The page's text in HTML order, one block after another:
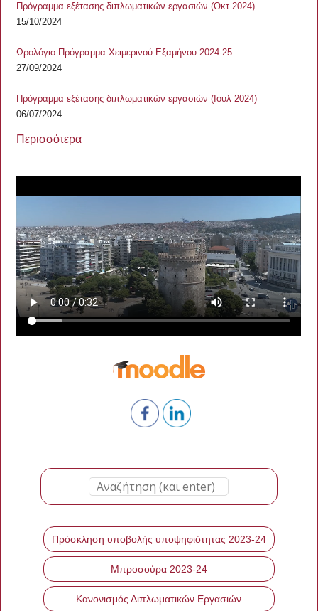
Πρόγραμμα εξέτασης διπλωματικών εργασιών (Οκτ 2024)
15/10/2024
Ωρολόγιο Πρόγραμμα Χειμερινού Εξαμήνου 2024-25
27/09/2024
Πρόγραμμα εξέτασης διπλωματικών εργασιών (Ιουλ 2024)
06/07/2024
Περισσότερα
Πρόσκληση υποβολής υποψηφιότητας 2023-24
Μπροσούρα 2023-24
Κανονισμός Διπλωματικών Εργασιών